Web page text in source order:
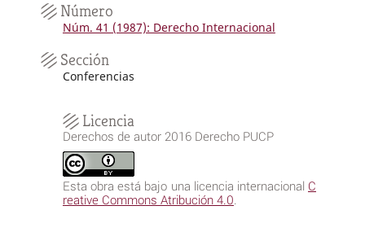
Número
Núm. 41 (1987): Derecho Internacional
Sección
Conferencias
Licencia
Derechos de autor 2016 Derecho PUCP
Esta obra está bajo una licencia internacional C
reative Commons Atribución 4.0.